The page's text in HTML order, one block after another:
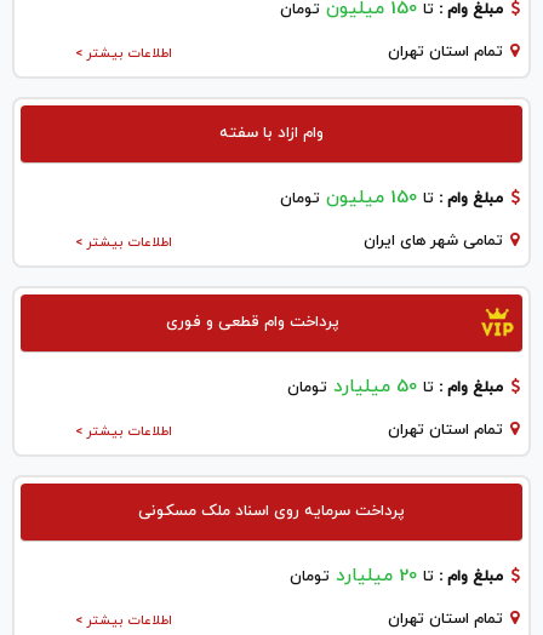
مبلغ وام : تا 150 میلیون تومان
اطلاعات بیشتر > تمام استان تهران
وام ازاد با سفته
مبلغ وام : تا 150 میلیون تومان
اطلاعات بیشتر > تمامی شهر های ایران
پرداخت وام قطعی و فوری
مبلغ وام : تا 50 میلیارد تومان
اطلاعات بیشتر > تمام استان تهران
پرداخت سرمایه روی اسناد ملک مسکونی
مبلغ وام : تا 20 میلیارد تومان
اطلاعات بیشتر > تمام استان تهران